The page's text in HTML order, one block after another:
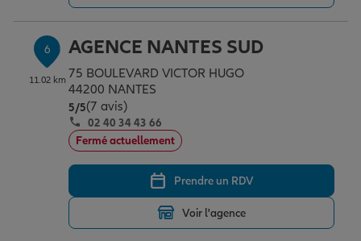
6
11.02 km
AGENCE NANTES SUD
75 BOULEVARD VICTOR HUGO
44200 NANTES
5/5Note de 5 sur 5
(7 avis)
02 40 34 43 66
Fermé actuellement
Prendre un RDV
Voir l'agence